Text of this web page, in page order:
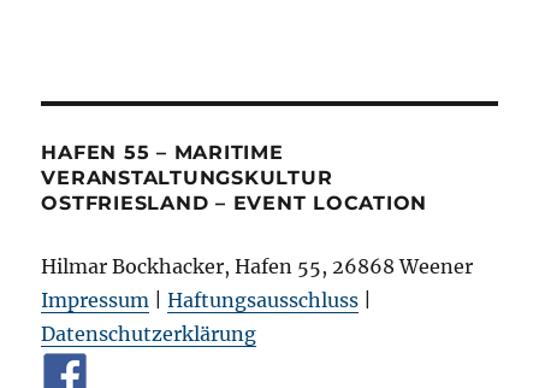
HAFEN 55 – MARITIME
VERANSTALTUNGSKULTUR
OSTFRIESLAND – EVENT LOCATION
Hilmar Bockhacker, Hafen 55, 26868 Weener
Impressum |Haftungsausschluss
Datenschutzerklärung